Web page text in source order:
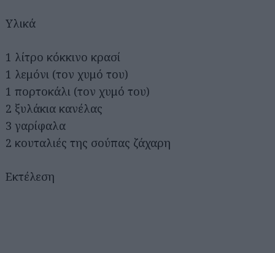
Υλικά
1 λίτρο κόκκινο κρασί
1 λεμόνι (τον χυμό του)
1 πορτοκάλι (τον χυμό του)
2 ξυλάκια κανέλας
3 γαρίφαλα
2 κουταλιές της σούπας ζάχαρη
Εκτέλεση